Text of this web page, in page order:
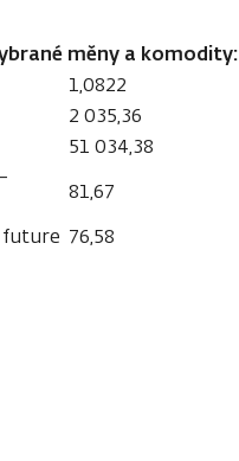
měny a komodity:
1,0822
2 035,36
51 034,38
81,67
76,58